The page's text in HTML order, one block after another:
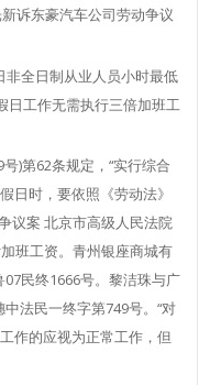
诉东豪汽车公司劳动争议
全日制从业人员小时最低
日工作无需执行三倍加班工
)第62条规定，“实行综合
日时，要依照《劳动法》
议案 北京市高级人民法院
班工资。青州银座商城有
民终1666号。黎洁珠与广
法民一终字第749号。“对
作的应视为正常工作，但